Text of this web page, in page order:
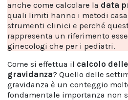
anche come calcolare la data
quali limiti hanno i metodi
strumenti clinici e perché
rappresenta un riferimento
ginecologi che per i pediatri.
Come si effettua il calcolo
gravidanza? Quello delle
gravidanza è un conteggio
fondamentale importanza non